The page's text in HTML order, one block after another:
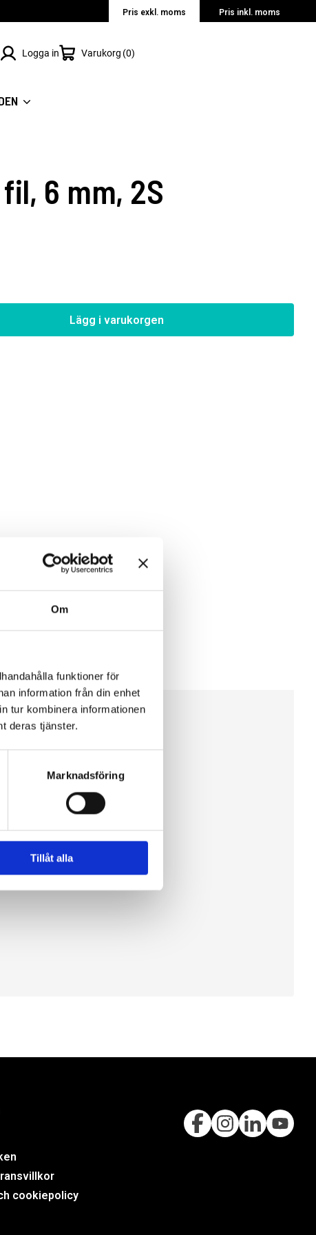
Om
funktioner för
information från din enhet
tur kombinera informationen
deras tjänster.
Marknadsföring
Tillåt alla
Pris exkl. moms Pris inkl. moms
Logga in Varukorg 0
6 mm, 2S
Lägg i varukorgen
cookiepolicy